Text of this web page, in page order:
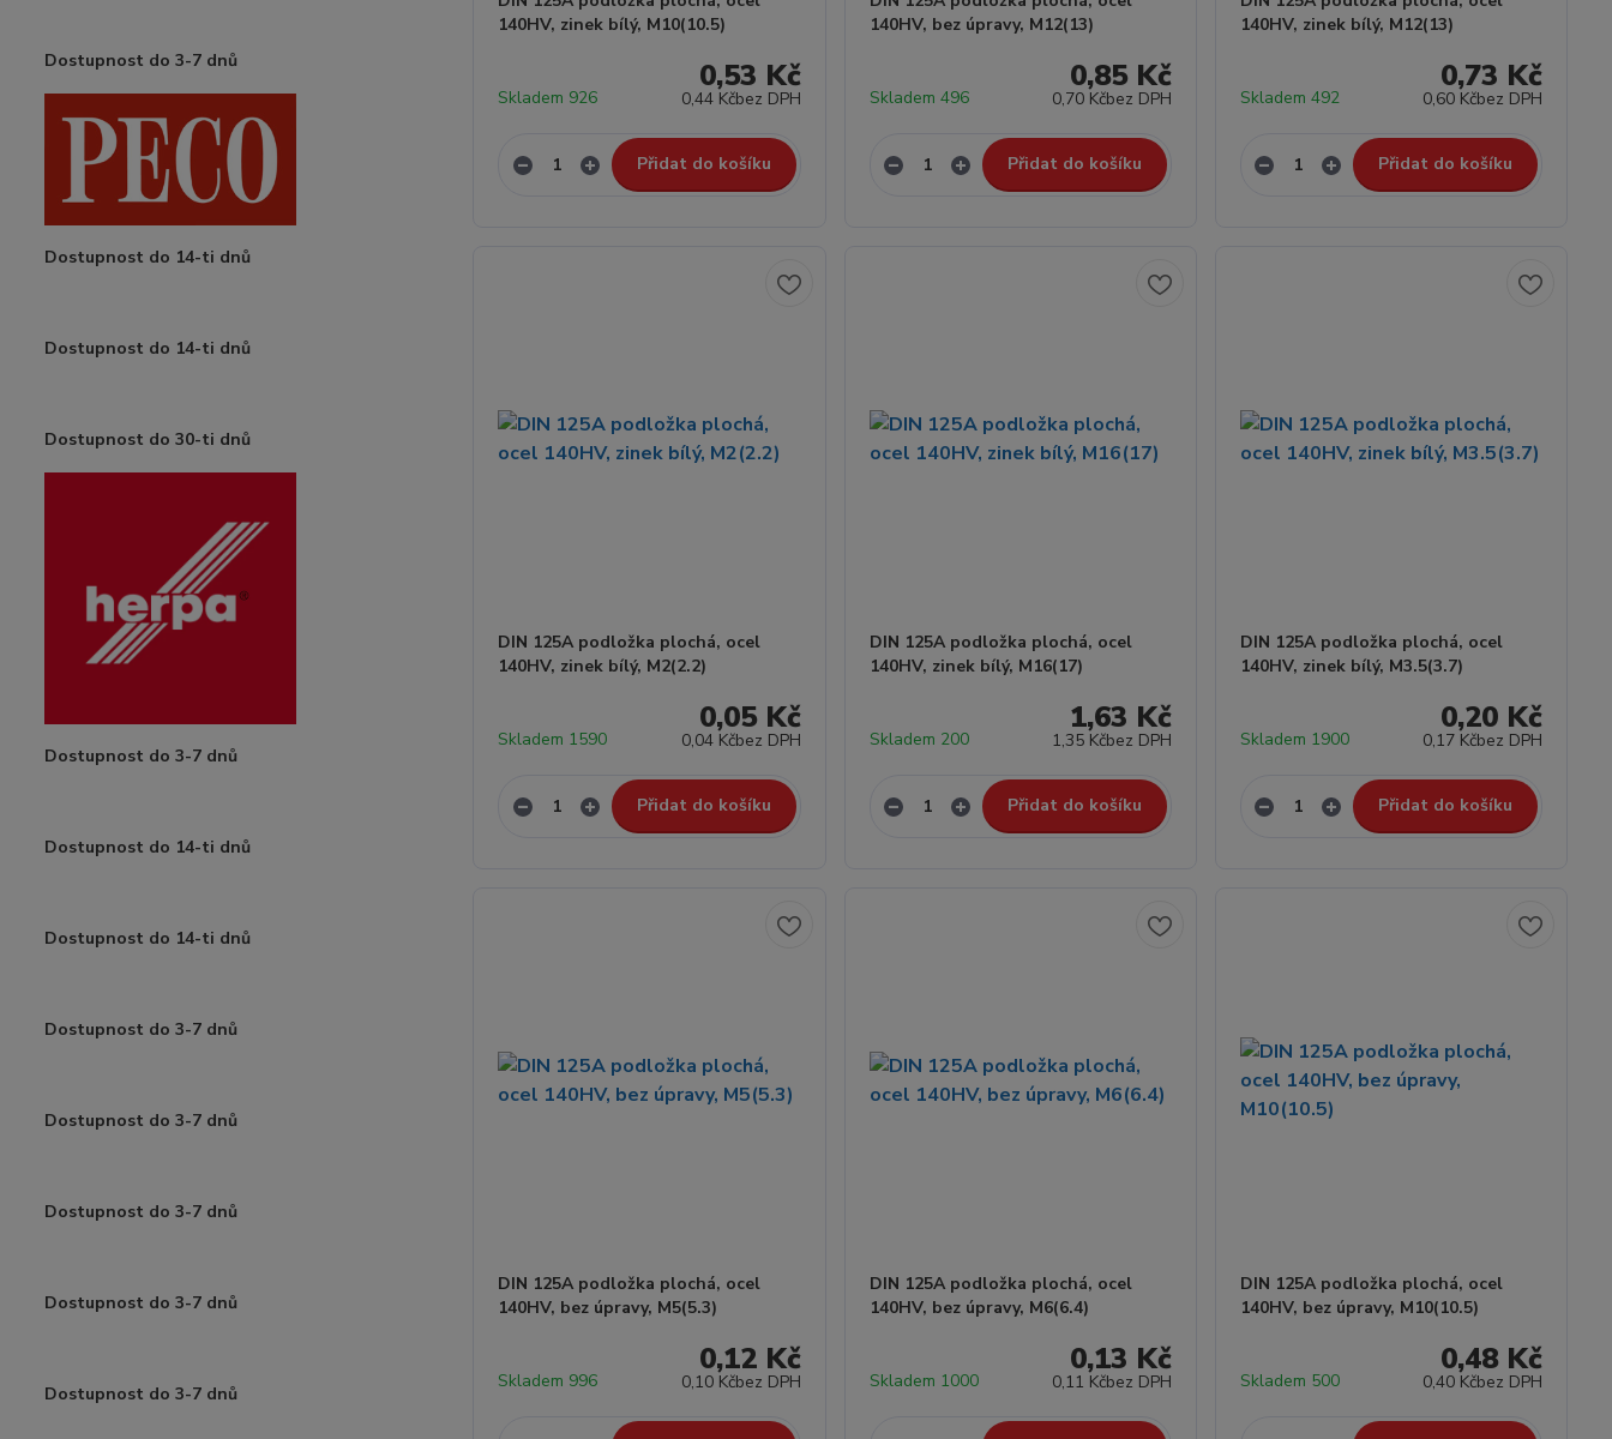
Dostupnost do 3-7 dnů
Dostupnost do 14-ti dnů
Dostupnost do 14-ti dnů
Dostupnost do 30-ti dnů
Dostupnost do 3-7 dnů
Dostupnost do 14-ti dnů
Dostupnost do 14-ti dnů
Dostupnost do 3-7 dnů
Dostupnost do 3-7 dnů
Dostupnost do 3-7 dnů
Dostupnost do 3-7 dnů
Dostupnost do 3-7 dnů
140HV, zinek bílý, M10(10.5)
0,53 Kč
0,44 Kčbez DPH
Skladem 926
Přidat do košíku
140HV, bez úpravy, M12(13)
0,85 Kč
0,70 Kčbez DPH
Skladem 496
Přidat do košíku
140HV, zinek bílý, M12(13)
0,73 Kč
0,60 Kčbez DPH
Skladem 492
Přidat do košíku
DIN 125A podložka plochá, ocel
140HV, zinek bílý, M2(2.2)
0,05 Kč
0,04 Kčbez DPH
Skladem 1590
Přidat do košíku
DIN 125A podložka plochá, ocel
140HV, zinek bílý, M16(17)
1,63 Kč
1,35 Kčbez DPH
Skladem 200
Přidat do košíku
DIN 125A podložka plochá, ocel
140HV, zinek bílý, M3.5(3.7)
0,20 Kč
0,17 Kčbez DPH
Skladem 1900
Přidat do košíku
DIN 125A podložka plochá, ocel
140HV, bez úpravy, M5(5.3)
0,12 Kč
0,10 Kčbez DPH
Skladem 996
DIN 125A podložka plochá, ocel
140HV, bez úpravy, M6(6.4)
0,13 Kč
0,11 Kčbez DPH
Skladem 1000
DIN 125A podložka plochá, ocel
140HV, bez úpravy, M10(10.5)
0,48 Kč
0,40 Kčbez DPH
Skladem 500